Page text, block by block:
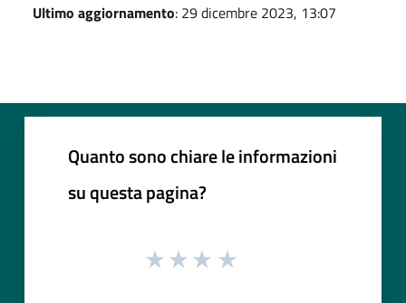
Ultimo aggiornamento: 29 dicembre 2023, 13:07
Quanto sono chiare le informazioni
su questa pagina?